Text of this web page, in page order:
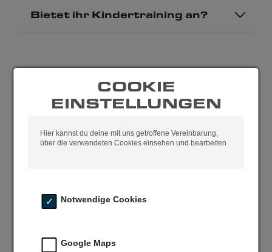
Bietet ihr Kindertraining an?
BRAZILIAN JIU-
JITSU
Was ist Brazilian Jiu-Jitsu?
mitbringen?
COOKIE
EINSTELLUNGEN
Hier kannst du deine mit uns getroffene Vereinbarung,
über die verwendeten Cookies einsehen und bearbeiten
Notwendige Cookies
Google Maps